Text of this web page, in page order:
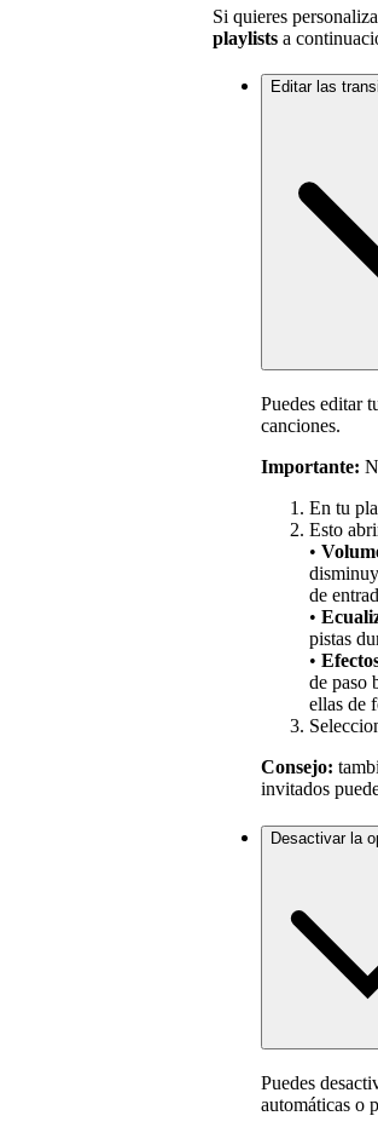
Si quieres
playlists a
Editar las
Puedes editar
canciones.
Importante:
En tu
Esto
•
de
•
pistas
•
de paso
ellas de
Consejo:
invitados
Desactivar la
Puedes
automáticas o